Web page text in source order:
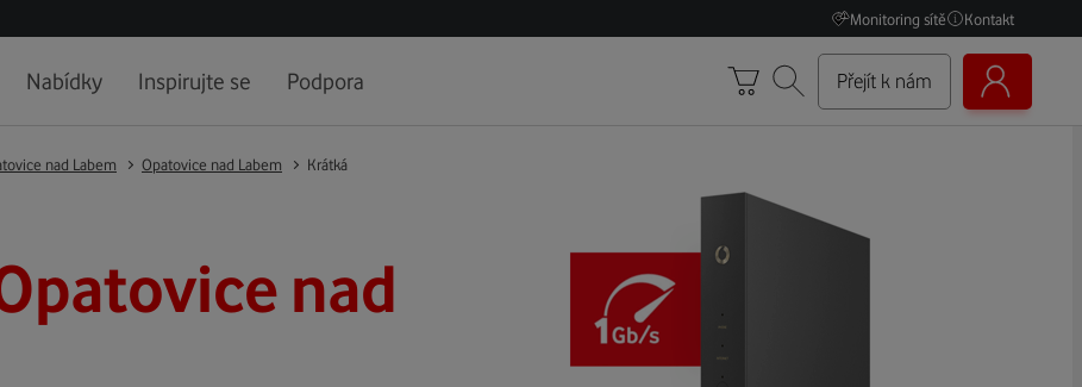
Monitoring sítě Kontakt
Nabídky Inspirujte se Podpora Přejít k nám
nad Labem Opatovice nad Labem Krátká
nad